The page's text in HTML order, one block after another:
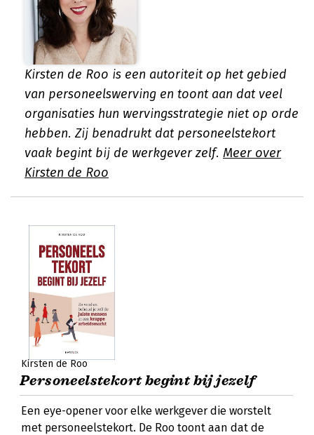
Kirsten de Roo is een autoriteit op het gebied
van personeelswerving en toont aan dat veel
organisaties hun wervingsstrategie niet op orde
hebben. Zij benadrukt dat personeelstekort
vaak begint bij de werkgever zelf. Meer over
Kirsten de Roo
Kirsten de Roo
Personeelstekort begint bij jezelf
Een eye-opener voor elke werkgever die worstelt
met personeelstekort. De Roo toont aan dat de